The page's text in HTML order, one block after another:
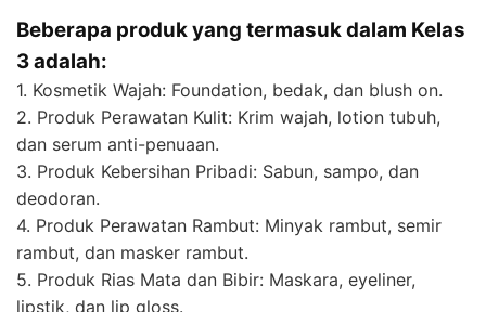
Beberapa produk yang termasuk dalam Kelas
3 adalah:
1. Kosmetik Wajah: Foundation, bedak, dan blush on.
2. Produk Perawatan Kulit: Krim wajah, lotion tubuh,
dan serum anti-penuaan.
3. Produk Kebersihan Pribadi: Sabun, sampo, dan
deodoran.
4. Produk Perawatan Rambut: Minyak rambut, semir
rambut, dan masker rambut.
5. Produk Rias Mata dan Bibir: Maskara, eyeliner,
lipstik, dan lip gloss.